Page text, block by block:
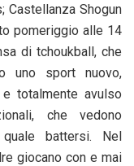
Castellanza Shogun
pomeriggio alle 14
di tchoukball, che
uno sport nuovo,
totalmente avulso
che vedono
battersi. Nel
giocano con e mai